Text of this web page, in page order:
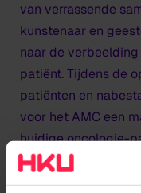
van verrassende
kunstenaar en
naar de
patiënt. Tijdens de
patiënten en
voor het AMC een
huidige oncologie-
nieuwe levensverhaal.